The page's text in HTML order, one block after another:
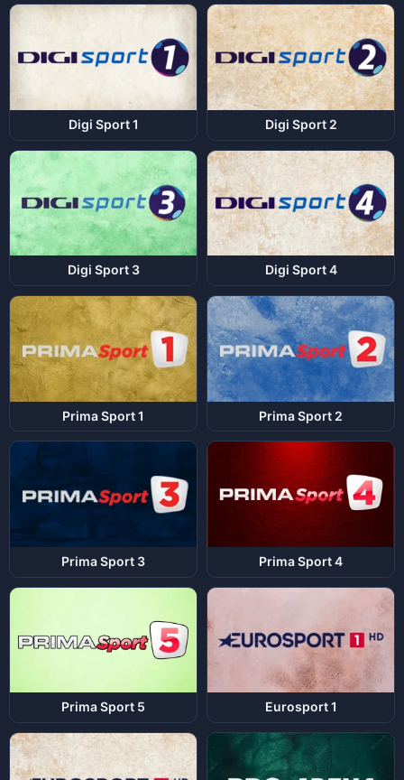
Digi Sport 1 Digi Sport 2
Digi Sport 3 Digi Sport 4
Prima Sport 1 Prima Sport 2
Prima Sport 3 Prima Sport 4
Prima Sport 5 Eurosport 1